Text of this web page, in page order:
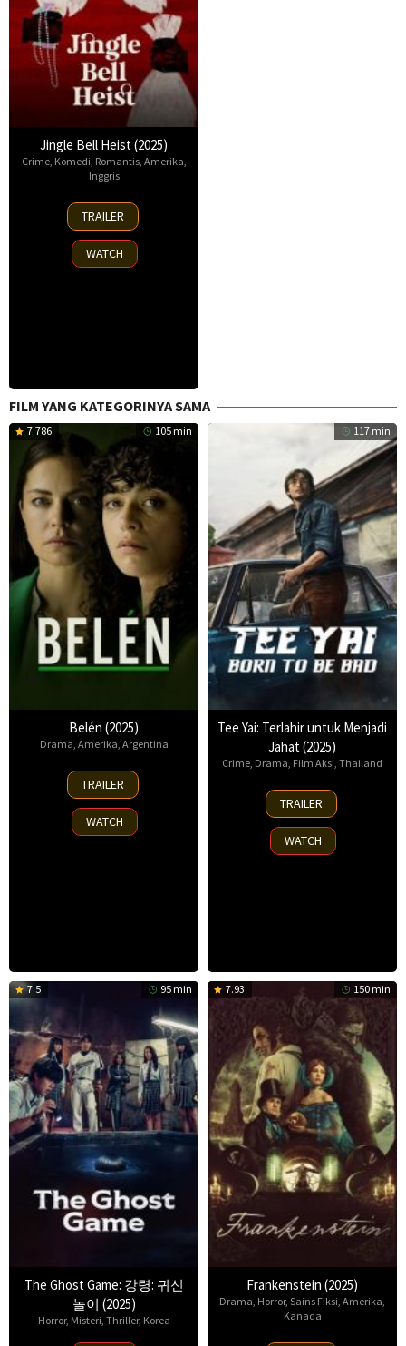
Jingle Bell Heist (2025)
Crime, Komedi, Romantis, Amerika,
Inggris
25
Nov
2025
TRAILER
WATCH
FILM YANG KATEGORINYA SAMA
7.786 105 min
Belén (2025)
Drama Amerika Argentina
18
Sep
2025
TRAILER
WATCH
117 min
Tee Yai: Terlahir untuk Menjadi
Jahat (2025)
Crime Drama Film Aksi Thailand
13
Nov
2025
TRAILER
WATCH
7.5 95 min
The Ghost Game: 강령: 귀신
놀이 (2025)
Horror, Misteri, Thriller, Korea
7.93 150 min
Frankenstein (2025)
Drama, Horror, Sains Fiksi, Amerika,
Kanada